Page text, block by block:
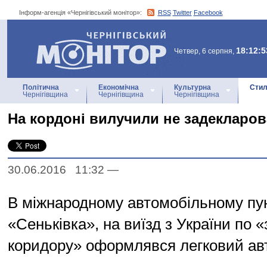
Інформ-агенція «Чернігівський монітор»: RSS Twitter Facebook
Інформ-агенція
«Чернігівський монітор»
Четвер, 6 серпня,
Політична
Чернігівщина
Економічна
Чернігівщина
Культурна
Чернігівщина
На кордоні вилучили не
30.06.2016 11:32 —
В міжнародному автомобільному
«Сеньківка», на виїзд з України по
коридору» оформлявся легковий